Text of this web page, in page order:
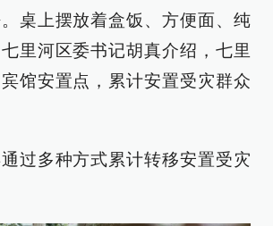
桌上摆放着盒饭、方便面、纯
里河区委书记胡真介绍，七里
馆安置点，累计安置受灾群众
过多种方式累计转移安置受灾